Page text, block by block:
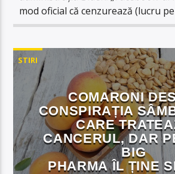
mod oficial că cenzurează (lucru
STIRI
COMARONI
CONSPIRAȚIA
CARE
CANCERUL, DAR
BIG
PHARMA ÎL ȚINE